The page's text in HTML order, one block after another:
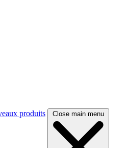
produits Close main menu